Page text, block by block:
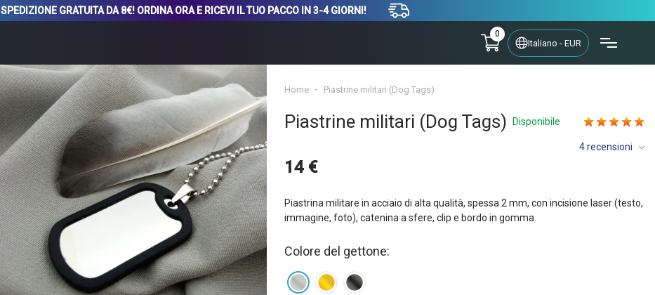
SPEDIZIONE GRATUITA DA 8€! ORDINA ORA E RICEVI IL TUO PACCO IN 3-4 GIORNI!
0
Italiano - EUR
Home Piastrine militari (Dog Tags)
Piastrine militari (Dog Tags) Disponibile
4 recensioni
14 €
Piastrina militare in acciaio di alta qualità, spessa 2 mm, con incisione laser (testo,
immagine, foto), catenina a sfere, clip e bordo in gomma.
Colore del gettone: